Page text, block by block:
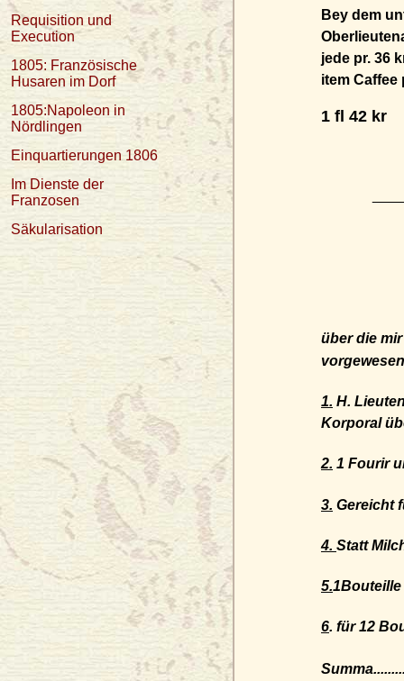
Bey dem
jede pr. 36
item Caffee
1 fl 42 kr
über die
1. H.
Korporal
2. 1 Fourir
3. Gereicht
4. Statt
5.1Bouteille
6. für 12
Requisition und
Execution
1805: Französische
Husaren im Dorf
1805:Napoleon in
Nördlingen
Einquartierungen 1806
Im Dienste der
Franzosen
Säkularisation